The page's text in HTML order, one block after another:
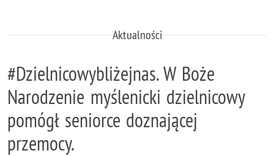
Aktualności
#Dzielnicowybliżejnas. W Boże
Narodzenie myślenicki dzielnicowy
pomógł seniorce doznającej
przemocy.